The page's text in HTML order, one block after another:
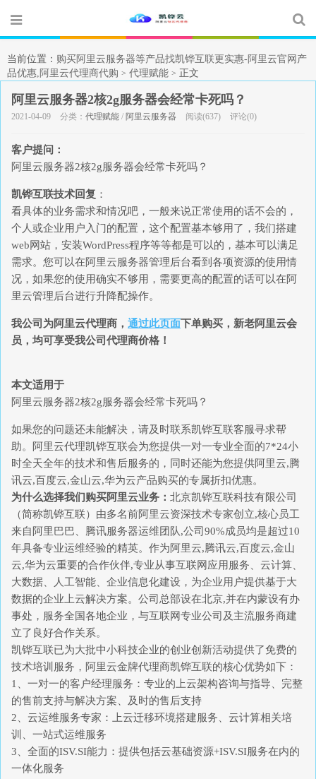
当前位置： 购买阿里云服务器等产品找凯铧互联更实惠-阿里云官网产
品优惠,阿里云代理商代购 > 代理赋能 > 正文
阿里云服务器2核2g服务器会经常卡死吗？
2021-04-09 分类： 代理赋能 / 阿里云服务器 阅读(637) 评论(0)
客户提问：
阿里云服务器2核2g服务器会经常卡死吗？
凯铧互联技术回复 ：
看具体的业务需求和情况吧，一般来说正常使用的话不会的，
个人或企业用户入门的配置，这个配置基本够用了，我们搭建
web网站，安装WordPress程序等等都是可以的，基本可以满足
需求。您可以在阿里云服务器管理后台看到各项资源的使用情
况，如果您的使用确实不够用，需要更高的配置的话可以在阿
里云管理后台进行升降配操作。
我公司为阿里云代理商 ， 通过此页面下单购买，新老阿里云会
员，均可享受我公司代理商价格！
本文适用于
阿里云服务器2核2g服务器会经常卡死吗？
如果您的问题还未能解决，请及时联系凯铧互联客服寻求帮
助。阿里云代理凯铧互联会为您提供一对一专业全面的7*24小
时全天全年的技术和售后服务的，同时还能为您提供阿里云,腾
讯云,百度云,金山云,华为云产品购买的专属折扣优惠。
为什么选择我们购买阿里云业务： 北京凯铧互联科技有限公司
（简称凯铧互联）由多名前阿里云资深技术专家创立,核心员工
来自阿里巴巴、腾讯服务器运维团队,公司90%成员均是超过10
年具备专业运维经验的精英。作为阿里云,腾讯云,百度云,金山
云,华为云重要的合作伙伴,专业从事互联网应用服务、云计算、
大数据、人工智能、企业信息化建设，为企业用户提供基于大
数据的企业上云解决方案。公司总部设在北京,并在内蒙设有办
事处，服务全国各地企业，与互联网专业公司及主流服务商建
立了良好合作关系。
凯铧互联已为大批中小科技企业的创业创新活动提供了免费的
技术培训服务，阿里云金牌代理商凯铧互联的核心优势如下：
1、一对一的客户经理服务：专业的上云架构咨询与指导、完整
的售前支持与解决方案、及时的售后支持
2、云运维服务专家：上云迁移环境搭建服务、云计算相关培
训、一站式运维服务
3、全面的ISV.SI能力：提供包括云基础资源+ISV.SI服务在内的
一体化服务